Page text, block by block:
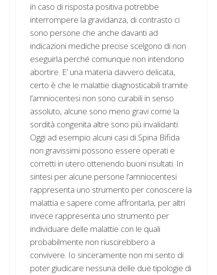
in caso di risposta positiva potrebbe
interrompere la gravidanza, di contrasto ci
sono persone che anche davanti ad
indicazioni mediche precise scelgono di non
eseguirla perché comunque non intendono
abortire. E’ una materia davvero delicata,
certo è che le malattie diagnosticabili tramite
l’amniocentesi non sono curabili in senso
assoluto, alcune sono meno gravi come la
sordità congenita altre sono più invalidanti.
Oggi ad esempio alcuni casi di Spina Bifida
non gravissimi possono essere operati e
corretti in utero ottenendo buoni risultati. In
sintesi per alcune persone l’amniocentesi
rappresenta uno strumento per conoscere la
malattia e sapere come affrontarla, per altri
invece rappresenta uno strumento per
individuare delle malattie con le quali
probabilmente non riuscirebbero a
convivere. Io sinceramente non mi sento di
poter giudicare nessuna delle due tipologie di